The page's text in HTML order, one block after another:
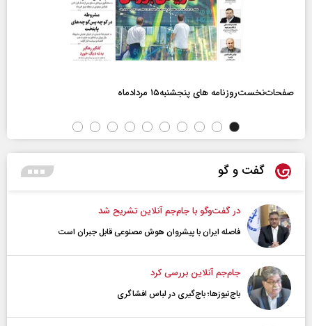
صفحات‌نخست‌روزنامه ها‌ی پنجشنبه‌۱۵ مردادماه
گفت و گو
در گفت‌و‌گو با جام‌جم آنلاین تشریح شد
فاصله ایران با پیشرو‌ان هوش مصنوعی قابل جبران است
جام‌جم آنلاین بررسی کرد
باج‌نیوزها؛ باج‌گیری در لباس افشاگری